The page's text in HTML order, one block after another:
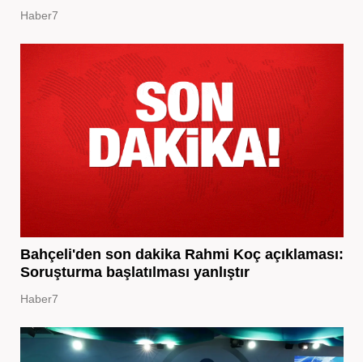
Haber7
Bahçeli'den son dakika Rahmi Koç açıklaması:
Soruşturma başlatılması yanlıştır
Haber7